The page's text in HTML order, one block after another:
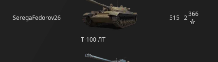
SeregaFedorov26
Т-100 ЛТ
515 2366